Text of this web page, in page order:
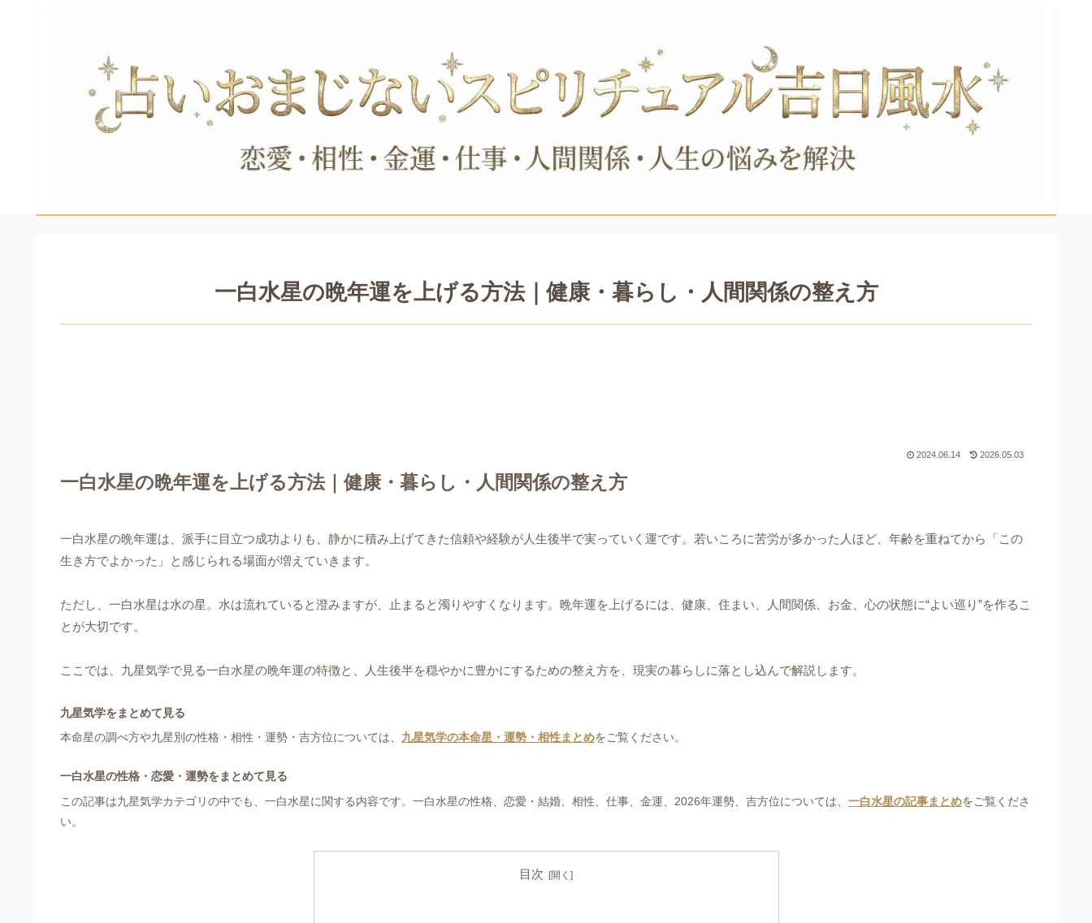
一白水星の晩年運を上げる方法｜健康・暮らし・人間関係の整え方
2024.06.14 2026.05.03
一白水星の晩年運を上げる方法｜健康・暮らし・人間関係の整え方
一白水星の晩年運は、派手に目立つ成功よりも、静かに積み上げてきた信頼や経験が人生後半で実っていく運です。若いころに苦労が多かった人ほど、年齢を重ねてから「この
生き方でよかった」と感じられる場面が増えていきます。
ただし、一白水星は水の星。水は流れていると澄みますが、止まると濁りやすくなります。晩年運を上げるには、健康、住まい、人間関係、お金、心の状態に“よい巡り”を作るこ
とが大切です。
ここでは、九星気学で見る一白水星の晩年運の特徴と、人生後半を穏やかに豊かにするための整え方を、現実の暮らしに落とし込んで解説します。
九星気学をまとめて見る
本命星の調べ方や九星別の性格・相性・運勢・吉方位については、 九星気学の本命星・運勢・相性まとめをご覧ください。
一白水星の性格・恋愛・運勢をまとめて見る
この記事は九星気学カテゴリの中でも、一白水星に関する内容です。一白水星の性格、恋愛・結婚、相性、仕事、金運、2026年運勢、吉方位については、 一白水星の記事まとめをご覧くださ
い。
目次